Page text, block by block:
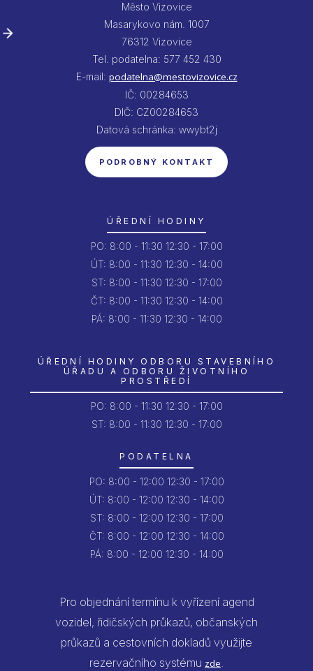
Město Vizovice
Masarykovo nám. 1007
76312 Vizovice
Tel. podatelna: 577 452 430
E-mail: podatelna@mestovizovice.cz
IČ: 00284653
DIČ: CZ00284653
Datová schránka: wwybt2j
PODROBNÝ KONTAKT
ÚŘEDNÍ HODINY
PO: 8:00 - 11:30 12:30 - 17:00
ÚT: 8:00 - 11:30 12:30 - 14:00
ST: 8:00 - 11:30 12:30 - 17:00
ČT: 8:00 - 11:30 12:30 - 14:00
PÁ: 8:00 - 11:30 12:30 - 14:00
ÚŘEDNÍ HODINY ODBORU STAVEBNÍHO
ÚŘADU A ODBORU ŽIVOTNÍHO
PROSTŘEDÍ
PO: 8:00 - 11:30 12:30 - 17:00
ST: 8:00 - 11:30 12:30 - 17:00
PODATELNA
PO: 8:00 - 12:00 12:30 - 17:00
ÚT: 8:00 - 12:00 12:30 - 14:00
ST: 8:00 - 12:00 12:30 - 17:00
ČT: 8:00 - 12:00 12:30 - 14:00
PÁ: 8:00 - 12:00 12:30 - 14:00
Pro objednání termínu k vyřízení agend
vozidel, řidičských průkazů, občanských
průkazů a cestovních dokladů využijte
rezervačního systému zde.